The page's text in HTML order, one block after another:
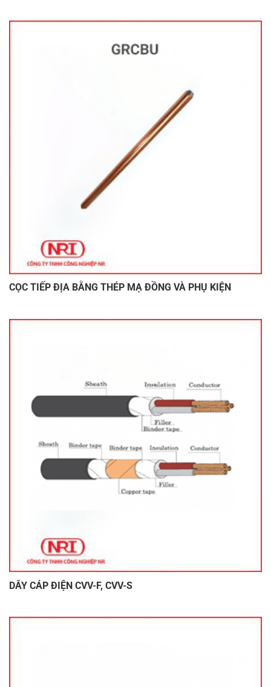
CỌC TIẾP ĐỊA BẰNG THÉP MẠ ĐỒNG VÀ PHỤ KIỆN
DÂY CÁP ĐIỆN CVV-F, CVV-S